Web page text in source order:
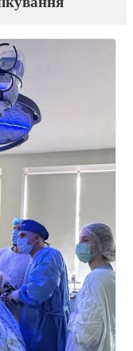
лікарні
в
лікування